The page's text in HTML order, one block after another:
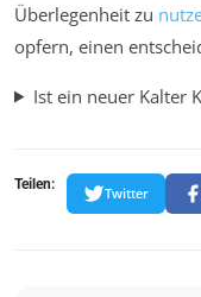
Überlegenheit zu
opfern, einen
Ist ein neuer Kalter
Teilen:
Twitter